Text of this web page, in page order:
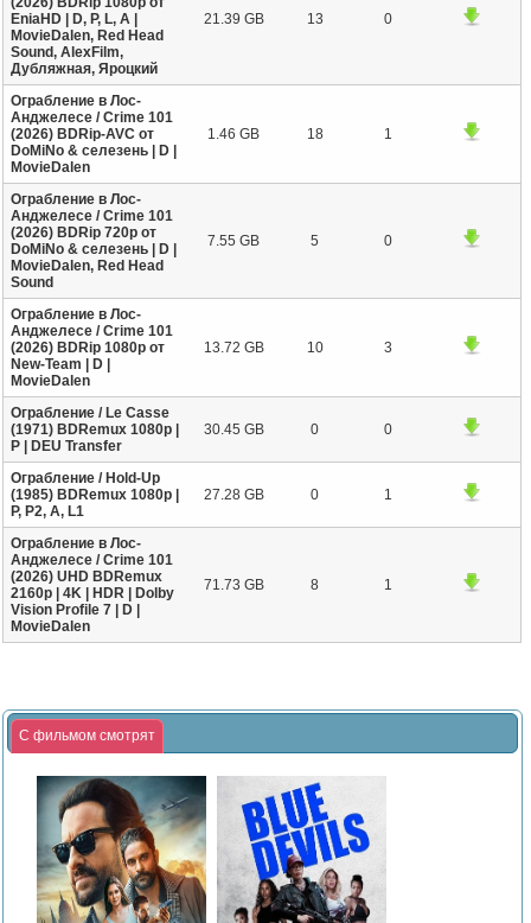
EniaHD | D, P, L, A |
MovieDalen, Red Head
Sound, AlexFilm,
Дубляжная, Яроцкий
21.39 GB 13 0
Ограбление в Лос-
Анджелесе / Crime 101
(2026) BDRip-AVC от
DoMiNo & селезень | D |
MovieDalen
1.46 GB 18 1
Ограбление в Лос-
Анджелесе / Crime 101
(2026) BDRip 720p от
DoMiNo & селезень | D |
MovieDalen, Red Head
Sound
7.55 GB 5 0
Ограбление в Лос-
Анджелесе / Crime 101
(2026) BDRip 1080p от
New-Team | D |
MovieDalen
13.72 GB 10 3
Ограбление / Le Casse
(1971) BDRemux 1080p |
P | DEU Transfer
30.45 GB 0 0
Ограбление / Hold-Up
(1985) BDRemux 1080p |
P, P2, A, L1
27.28 GB 0 1
Ограбление в Лос-
Анджелесе / Crime 101
(2026) UHD BDRemux
2160p | 4K | HDR | Dolby
Vision Profile 7 | D |
MovieDalen
71.73 GB 8 1
С фильмом смотрят